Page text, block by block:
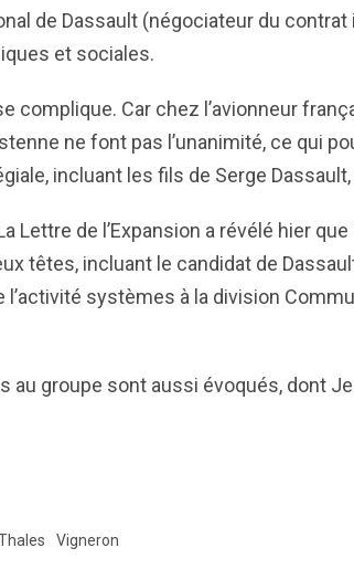
de Dassault (négociateur du contrat
et sociales.
complique. Car chez l’avionneur
ne font pas l’unanimité, ce qui
incluant les fils de Serge Dassault,
Lettre de l’Expansion a révélé hier
têtes, incluant le candidat de
l’activité systèmes à la division
au groupe sont aussi évoqués, dont
Vigneron